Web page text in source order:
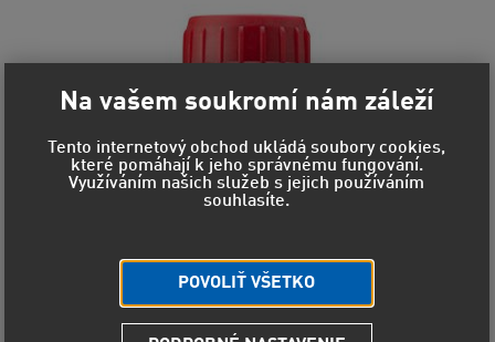
Na vašem soukromí nám záleží
Tento internetový obchod ukládá soubory cookies,
které pomáhají k jeho správnému fungování.
Využíváním našich služeb s jejich používáním
souhlasíte.
POVOLIŤ VŠETKO